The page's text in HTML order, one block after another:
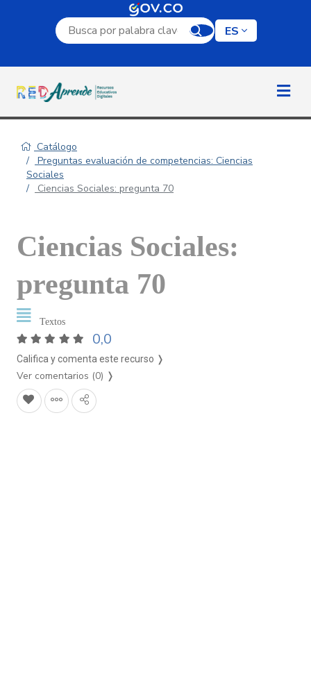
Campo de búsqueda por palabra clave
ES
Catálogo
Preguntas evaluación de competencias: Ciencias
Sociales
Ciencias Sociales: pregunta 70
Ciencias Sociales:
pregunta 70
Textos
0,0
Califica y comenta este recurso ❭
Ver comentarios (0) ❭